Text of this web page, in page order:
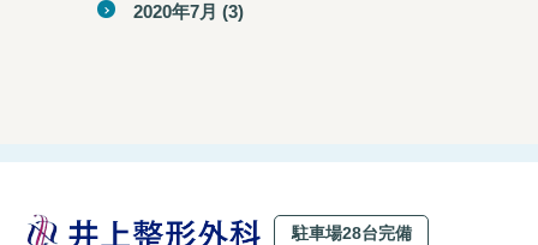
2020年7月 (3)
駐車場28台完備